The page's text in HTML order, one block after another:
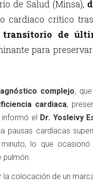
de Salud (Minsa),
cardiaco crítico
transitorio de
para
complejo,
cardiaca,
el Dr. Yosleivy
pausas cardíacas
lo que ocasionó
la colocación de un